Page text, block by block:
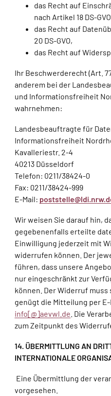
das Recht auf
nach Artikel 18 DS-
das Recht auf
20 DS-GVO,
das Recht auf
Ihr Beschwerderecht (Art.
anderem bei der
und Informationsfreiheit
wahrnehmen:
Landesbeauftragte für
Informationsfreiheit
Kavalleriestr. 2-4
40213 Düsseldorf
Telefon: 0211/38424-0
Fax: 0211/38424-999
E-Mail:
Wir weisen Sie darauf hin,
gegebenenfalls erteilte
Einwilligung jederzeit mit
widerrufen können. Der
führen, dass unsere
nur eingeschränkt zur
können. Der Widerruf
genügt die Mitteilung per
info[@]aevwl.de . Die
zum Zeitpunkt des
14. ÜBERMITTLUNG AN
INTERNATIONALE
Eine Übermittlung der
vorgesehen.